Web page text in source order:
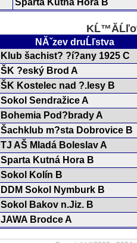
Sparta Kutná Hora B
NĂˇzev druĹľstva
Klub šachist? ?í?any 1925 C
ŠK ?eský Brod A
ŠK Kostelec nad ?.lesy B
Sokol Sendražice A
Bohemia Pod?brady A
Šachklub m?sta Dobrovice B
TJ AŠ Mladá Boleslav A
Sparta Kutná Hora B
Sokol Kolín B
DDM Sokol Nymburk B
Sokol Bakov n.Jiz. B
JAWA Brodce A